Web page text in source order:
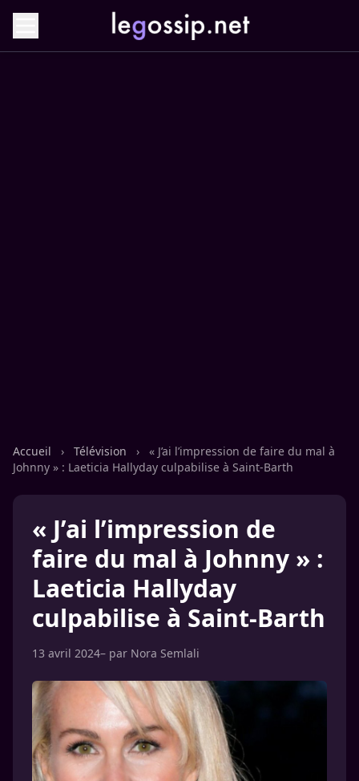
Accueil › Télévision ›
« J’ai l’impression de faire du mal à
Johnny » : Laeticia Hallyday culpabilise à Saint-Barth
« J’ai l’impression de
faire du mal à Johnny » :
Laeticia Hallyday
culpabilise à Saint-Barth
13 avril 2024– par Nora Semlali